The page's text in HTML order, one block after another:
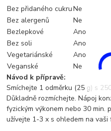
Bez přidaného cukruNe
Bez alergenů
Ne
Bezlepkové
Ano
Bez soli
Ano
Vegetariánské
Ano
Veganské
Ne
Návod k přípravě:
Smíchejte 1 odměrku (25 g) s
Důkladně rozmíchejte. Nápoj
fyzickým výkonem nebo 30 min.
užívejte 1-3 x s ohledem na